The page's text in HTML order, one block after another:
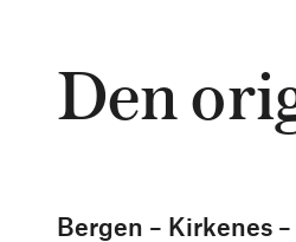
Den
Bergen – Kirkenes